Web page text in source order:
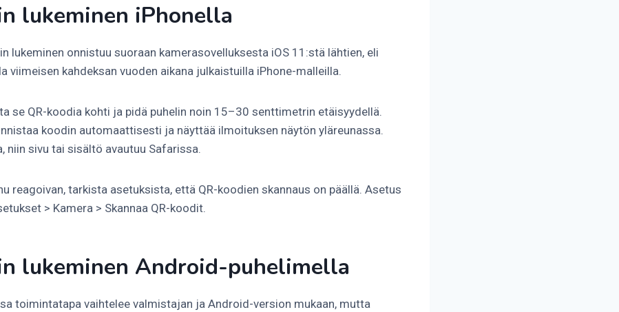
lukeminen iPhonella
lukeminen onnistuu suoraan kamerasovelluksesta iOS 11:stä lähtien, eli
viimeisen kahdeksan vuoden aikana julkaistuilla iPhone-malleilla.
se QR-koodia kohti ja pidä puhelin noin 15–30 senttimetrin etäisyydellä.
koodin automaattisesti ja näyttää ilmoituksen näytön yläreunassa.
niin sivu tai sisältö avautuu Safarissa.
reagoivan, tarkista asetuksista, että QR-koodien skannaus on päällä. Asetus
> Kamera > Skannaa QR-koodit.
lukeminen Android-puhelimella
toimintatapa vaihtelee valmistajan ja Android-version mukaan, mutta